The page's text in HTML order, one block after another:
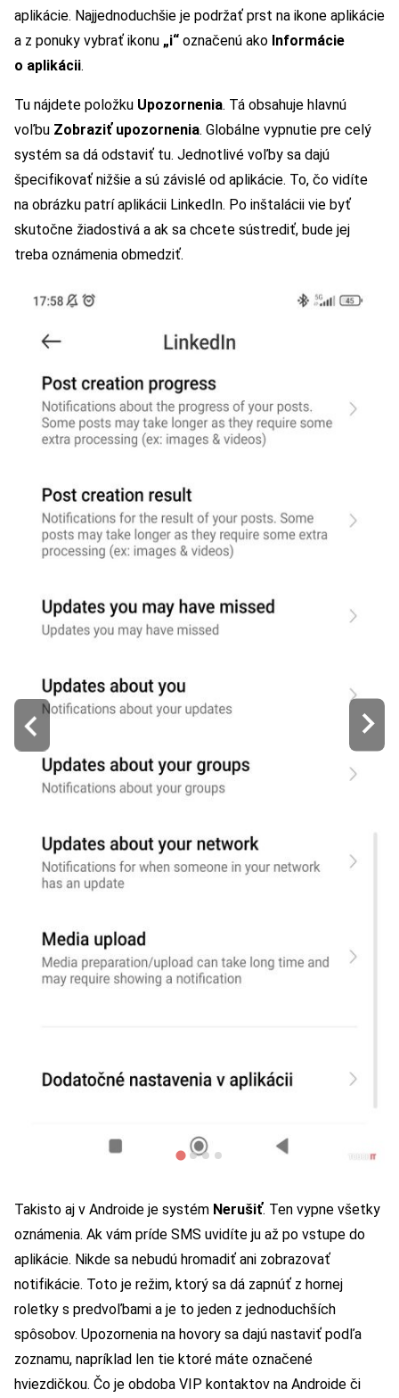
aplikácie. Najjednoduchšie je podržať prst na ikone aplikácie
a z ponuky vybrať ikonu „i“ označenú ako Informácie
o aplikácii.
Tu nájdete položku Upozornenia. Tá obsahuje hlavnú
voľbu Zobraziť upozornenia. Globálne vypnutie pre celý
systém sa dá odstaviť tu. Jednotlivé voľby sa dajú
špecifikovať nižšie a sú závislé od aplikácie. To, čo vidíte
na obrázku patrí aplikácii LinkedIn. Po inštalácii vie byť
skutočne žiadostivá a ak sa chcete sústrediť, bude jej
treba oznámenia obmedziť.
Takisto aj v Androide je systém Nerušiť. Ten vypne všetky
oznámenia. Ak vám príde SMS uvidíte ju až po vstupe do
aplikácie. Nikde sa nebudú hromadiť ani zobrazovať
notifikácie. Toto je režim, ktorý sa dá zapnúť z hornej
roletky s predvoľbami a je to jeden z jednoduchších
spôsobov. Upozornenia na hovory sa dajú nastaviť podľa
zoznamu, napríklad len tie ktoré máte označené
hviezdičkou. Čo je obdoba VIP kontaktov na Androide či